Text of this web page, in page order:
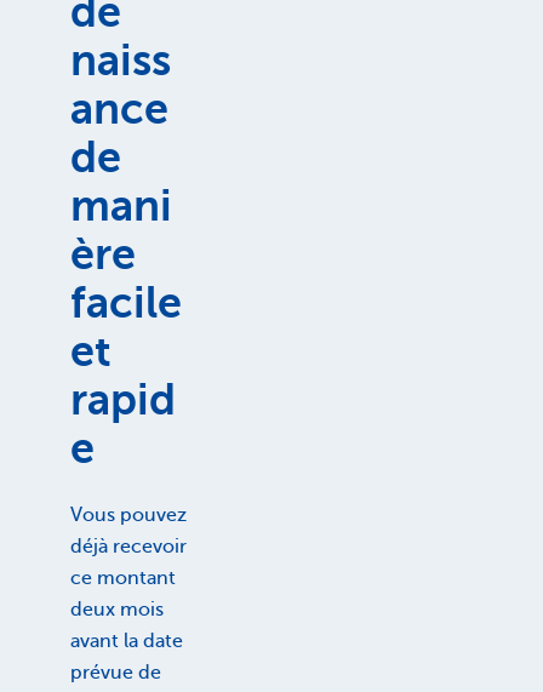
de
naiss
ance
de
mani
ère
facile
et
rapid
e
Vous pouvez
déjà recevoir
ce montant
deux mois
avant la date
prévue de